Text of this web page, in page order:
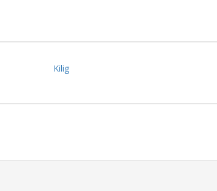
Kilig